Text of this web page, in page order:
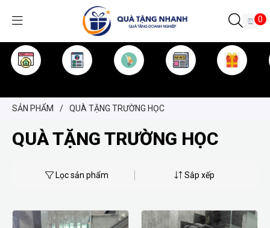
0
SẢN PHẨM / QUÀ TẶNG TRƯỜNG HỌC
QUÀ TẶNG TRƯỜNG HỌC
Lọc sản phẩm Sắp xếp